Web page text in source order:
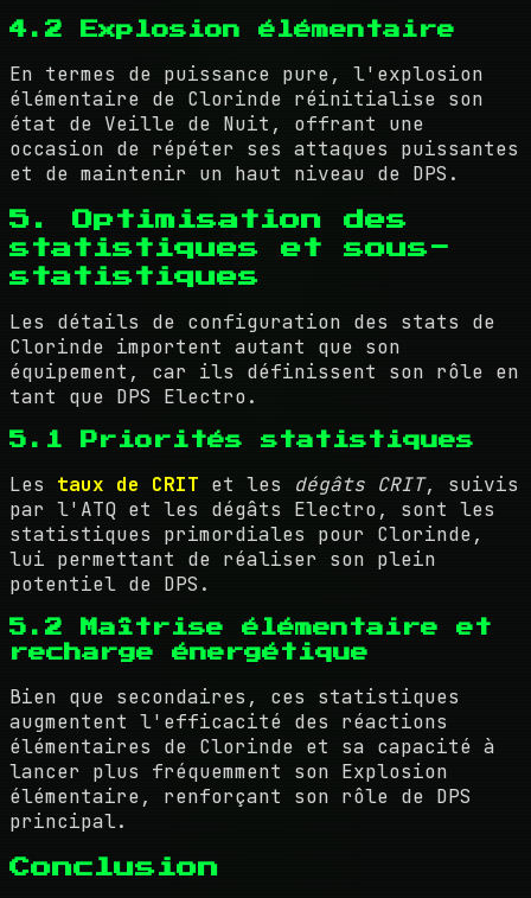
4.2 Explosion élémentaire
En termes de puissance pure, l'explosion
élémentaire de Clorinde réinitialise son
état de Veille de Nuit, offrant une
occasion de répéter ses attaques puissantes
et de maintenir un haut niveau de DPS.
5. Optimisation des
statistiques et sous-
statistiques
Les détails de configuration des stats de
Clorinde importent autant que son
équipement, car ils définissent son rôle en
tant que DPS Electro.
5.1 Priorités statistiques
Les taux de CRIT et les dégâts CRIT, suivis
par l'ATQ et les dégâts Electro, sont les
statistiques primordiales pour Clorinde,
lui permettant de réaliser son plein
potentiel de DPS.
5.2 Maîtrise élémentaire et
recharge énergétique
Bien que secondaires, ces statistiques
augmentent l'efficacité des réactions
élémentaires de Clorinde et sa capacité à
lancer plus fréquemment son Explosion
élémentaire, renforçant son rôle de DPS
principal.
Conclusion